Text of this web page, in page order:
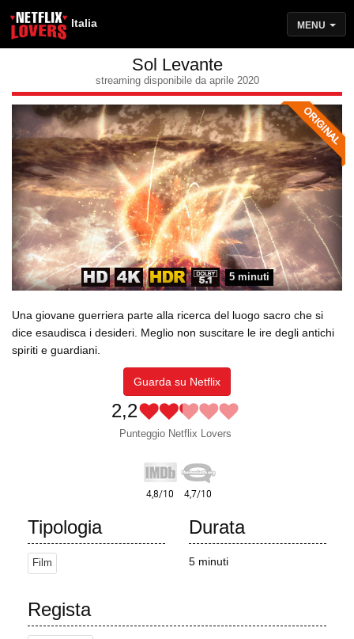
Italia MENU
Sol Levante
streaming disponibile da aprile 2020
5 minuti
Una giovane guerriera parte alla ricerca del luogo sacro che si
dice esaudisca i desideri. Meglio non suscitare le ire degli antichi
spiriti e guardiani.
Guarda su Netflix
2,2
Punteggio Netflix Lovers
Tipologia
Film
Durata
5 minuti
Regista